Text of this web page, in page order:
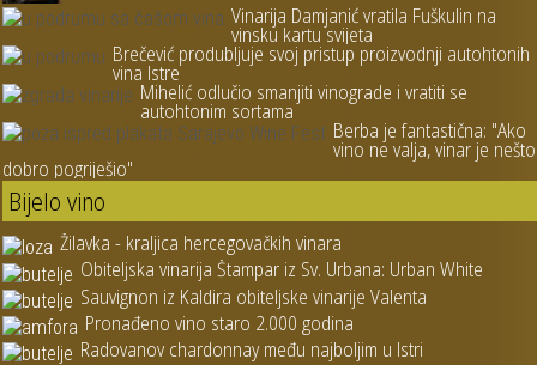
Vinarija Damjanić vratila Fuškulin na
vinsku kartu svijeta
Brečević produbljuje svoj pristup proizvodnji autohtonih
vina Istre
Mihelić odlučio smanjiti vinograde i vratiti se
autohtonim sortama
Berba je fantastična: "Ako
vino ne valja, vinar je nešto
dobro pogriješio"
Bijelo vino
Žilavka - kraljica hercegovačkih vinara
Obiteljska vinarija Štampar iz Sv. Urbana: Urban White
Sauvignon iz Kaldira obiteljske vinarije Valenta
Pronađeno vino staro 2.000 godina
Radovanov chardonnay među najboljim u Istri